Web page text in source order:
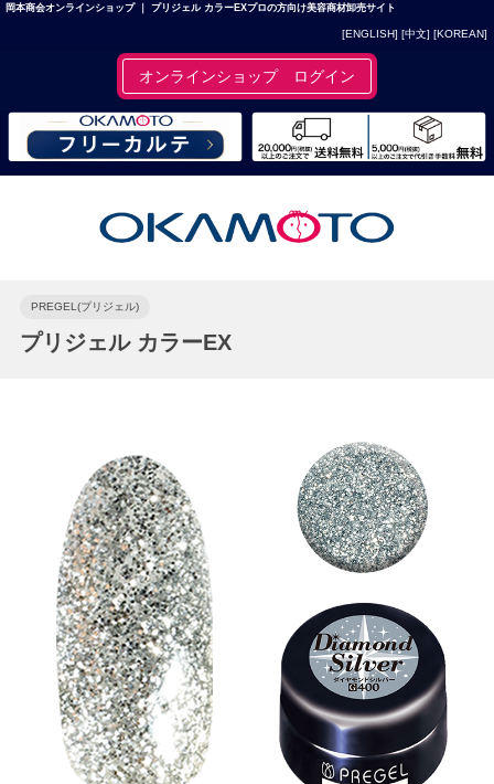
岡本商会オンラインショップ ｜ プリジェル カラーEXプロの方向け美容商材卸売サイト
[ENGLISH] [中文] [KOREAN]
オンラインショップ ログイン
PREGEL(プリジェル)
プリジェル カラーEX